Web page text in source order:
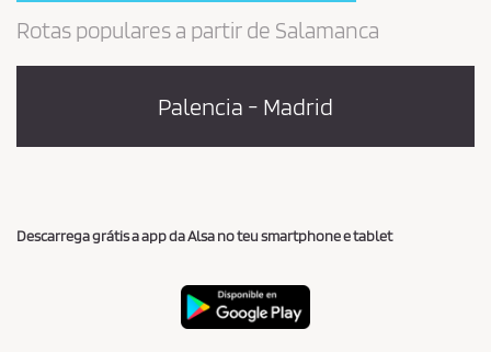
Rotas populares a partir de Salamanca
Palencia - Madrid
Descarrega grátis a app da Alsa no teu smartphone e tablet